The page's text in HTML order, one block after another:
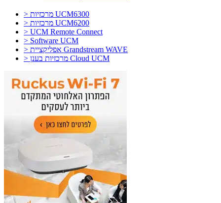
> מרכזיות UCM6300
> מרכזיות UCM6200
> UCM Remote Connect
> Software UCM
> אפליקציית Grandstream WAVE
> מרכזיות בענן Cloud UCM